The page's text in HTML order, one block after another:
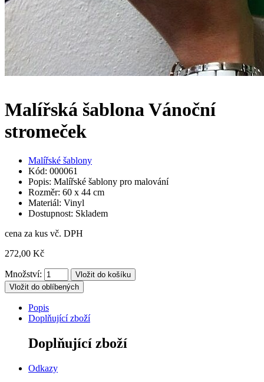
Malířská šablona Vánoční
stromeček
Malířské šablony
Kód: 000061
Popis: Malířské šablony pro malování
Rozměr: 60 x 44 cm
Materiál: Vinyl
Dostupnost: Skladem
cena za kus vč. DPH
272,00 Kč
Množství:
Vložit do oblíbených
Popis
Doplňující zboží
Doplňující zboží
Odkazy